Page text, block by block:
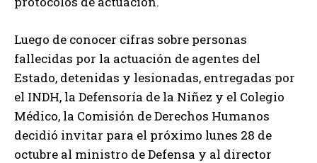
Luego de conocer cifras sobre personas
fallecidas por la actuación de agentes del
Estado, detenidas y lesionadas, entregadas por
el INDH, la Defensoría de la Niñez y el Colegio
Médico, la Comisión de Derechos Humanos
decidió invitar para el próximo lunes 28 de
octubre al ministro de Defensa y al director